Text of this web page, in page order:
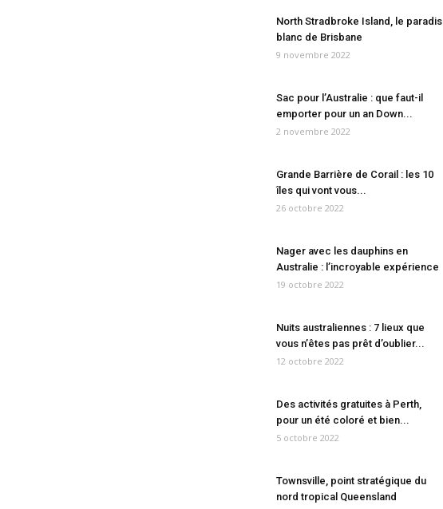
North Stradbroke Island, le paradis
blanc de Brisbane
9 novembre 2022
Sac pour l’Australie : que faut-il
emporter pour un an Down...
2 novembre 2022
Grande Barrière de Corail : les 10
îles qui vont vous...
26 octobre 2022
Nager avec les dauphins en
Australie : l’incroyable expérience
19 octobre 2022
Nuits australiennes : 7 lieux que
vous n’êtes pas prêt d’oublier...
12 octobre 2022
Des activités gratuites à Perth,
pour un été coloré et bien...
5 octobre 2022
Townsville, point stratégique du
nord tropical Queensland